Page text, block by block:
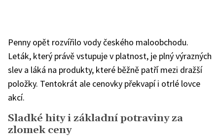
Penny opět rozvířilo vody českého maloobchodu.
Leták, který právě vstupuje v platnost, je plný výrazných
slev a láká na produkty, které běžně patří mezi dražší
položky. Tentokrát ale cenovky překvapí i otrlé lovce
akcí.
Sladké hity i základní potraviny za
zlomek ceny